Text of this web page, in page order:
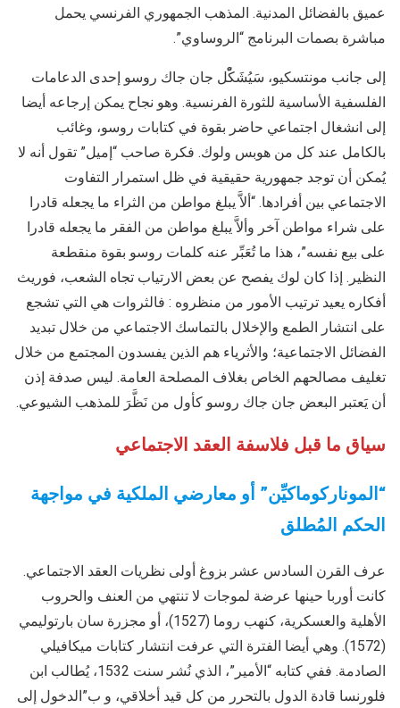
عميق بالفضائل المدنية. المذهب الجمهوري الفرنسي يحمل
مباشرة بصمات البرنامج “الروساوي”.
إلى جانب مونتسكيو، سَيُشَكّْل جان جاك روسو إحدى الدعامات
الفلسفية الأساسية للثورة الفرنسية. وهو نجاح يمكن إرجاعه أيضا
إلى انشغال اجتماعي حاضر بقوة في كتابات روسو، وغائب
بالكامل عند كل من هوبس ولوك. فكرة صاحب “إميل” تقول أنه لا
يُمكن أن توجد جمهورية حقيقية في ظل استمرار التفاوت
الاجتماعي بين أفرادها. “ألاَّ يبلغ مواطن من الثراء ما يجعله قادرا
على شراء مواطن آخر وألاَّ يبلغ مواطن من الفقر ما يجعله قادرا
على بيع نفسه”، هذا ما تُعَبِّر عنه كلمات روسو بقوة منقطعة
النظير. إذا كان لوك يفصح عن بعض الارتياب تجاه الشعب، فوريث
أفكاره يعيد ترتيب الأمور من منظروه : فالثروات هي التي تشجع
على انتشار الطمع والإخلال بالتماسك الاجتماعي من خلال تبديد
الفضائل الاجتماعية؛ والأثرياء هم الذين يفسدون المجتمع من خلال
تغليف مصالحهم الخاص بغلاف المصلحة العامة. ليس صدفة إذن
أن يَعتبر البعض جان جاك روسو كأول من نَظَّرَ للمذهب الشيوعي.
سياق ما قبل فلاسفة العقد الاجتماعي
“الموناركوماكيِّن” أو معارضي الملكية في مواجهة
الحكم المُطلق
عرف القرن السادس عشر بزوغ أولى نظريات العقد الاجتماعي.
كانت أوربا حينها عرضة لموجات لا تنتهي من العنف والحروب
الأهلية والعسكرية، كنهب روما (1527)، أو مجزرة سان بارتوليمي
(1572). وهي أيضا الفترة التي عرفت انتشار كتابات ميكافيلي
الصادمة. ففي كتابه “الأمير”، الذي نُشر سنت 1532، يُطالب ابن
فلورنسا قادة الدول بالتحرر من كل قيد أخلاقي، و ب”الدخول إلى